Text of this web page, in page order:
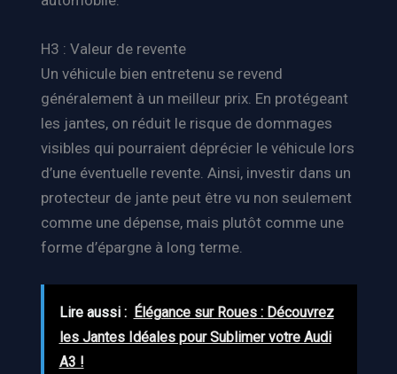
H3 : Valeur de revente
Un véhicule bien entretenu se revend
généralement à un meilleur prix. En protégeant
les jantes, on réduit le risque de dommages
visibles qui pourraient déprécier le véhicule lors
d’une éventuelle revente. Ainsi, investir dans un
protecteur de jante peut être vu non seulement
comme une dépense, mais plutôt comme une
forme d’épargne à long terme.
Lire aussi : Élégance sur Roues : Découvrez
les Jantes Idéales pour Sublimer votre Audi
A3 !